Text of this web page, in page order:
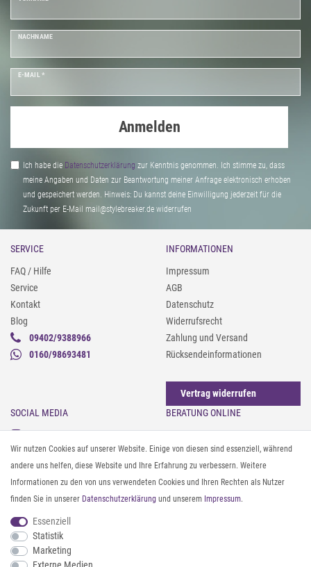
NACHNAME
E-MAIL *
Anmelden
Ich habe die Daten­schutz­erklärung zur Kenntnis genommen. Ich stimme zu, dass
meine Angaben und Daten zur Beantwortung meiner Anfrage elektronisch erhoben
und gespeichert werden. Hinweis: Du kannst deine Einwilligung jederzeit für die
Zukunft per E-Mail mail@stylebreaker.de widerrufen
SERVICE
FAQ / Hilfe
Service
Kontakt
Blog
09402/9388966
0160/98693481
INFORMATIONEN
Impressum
AGB
Datenschutz
Widerrufsrecht
Zahlung und Versand
Rücksendeinformationen
Vertrag widerrufen
SOCIAL MEDIA
Instagram
Facebook
Pinterest
Twitter
Youtube
Threads
BERATUNG ONLINE
Gürtel messen & kürzen
Sonnenbrillen & UV-Schutz
Textilpflege
Textil- und Material-Guide
Geldbörse richtig organisieren
ZAHLUNG & VERSAND
Wir nutzen Cookies auf unserer Website. Einige von diesen sind essenziell, während
andere uns helfen, diese Website und Ihre Erfahrung zu verbessern. Weitere
Informationen zu den von uns verwendeten Cookies und Ihren Rechten als Nutzer
finden Sie in unserer Daten­schutz­erklärung und unserem Impressum.
Essenziell
Statistik
Marketing